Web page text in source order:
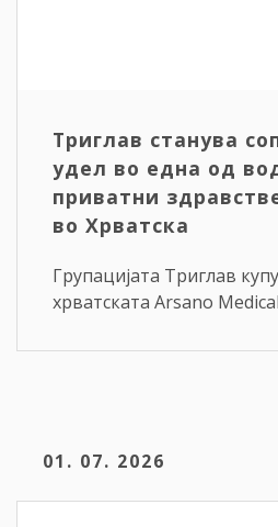
Триглав станува
удел во една од
приватни
во Хрватска
Групацијата Триглав
хрватската Arsano
01. 07. 2026